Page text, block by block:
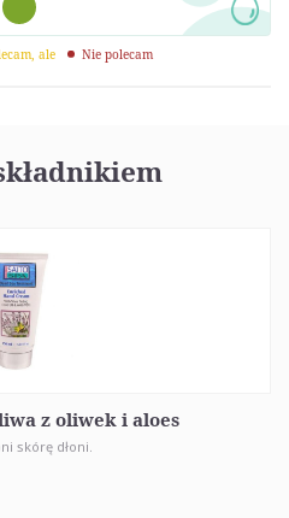
ale Nie polecam
z oliwek i aloes
skórę dłoni.